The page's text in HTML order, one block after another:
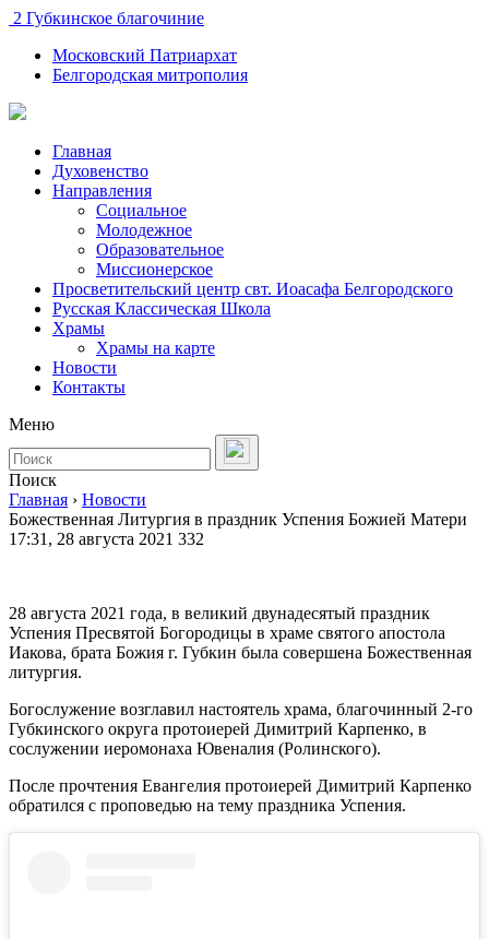
2 Губкинское благочиние
Московский Патриархат
Белгородская митрополия
Главная
Духовенство
Направления
Социальное
Молодежное
Образовательное
Миссионерское
Просветительский центр свт. Иоасафа Белгородского
Русская Классическая Школа
Храмы
Храмы на карте
Новости
Контакты
Меню
Поиск
Главная › Новости
Божественная Литургия в праздник Успения Божией Матери
17:31, 28 августа 2021 332
28 августа 2021 года, в великий двунадесятый праздник
Успения Пресвятой Богородицы в храме святого апостола
Иакова, брата Божия г. Губкин была совершена Божественная
литургия.
Богослужение возглавил настоятель храма, благочинный 2-го
Губкинского округа протоиерей Димитрий Карпенко, в
сослужении иеромонаха Ювеналия (Ролинского).
После прочтения Евангелия протоиерей Димитрий Карпенко
обратился с проповедью на тему праздника Успения.